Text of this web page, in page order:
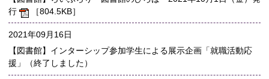
行
［804.5KB］
2021年09月16日
【図書館】インターシップ参加学生による展示企画「就職活動応
援」（終了しました）